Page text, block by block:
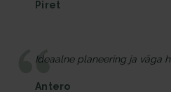
Piret
Ideaalne planeering ja väga
Antero